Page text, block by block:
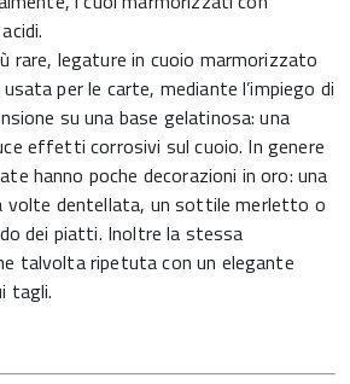
rare, legature in cuoio marmorizzato
per le carte, mediante l’impiego di
su una base gelatinosa: una
effetti corrosivi sul cuoio. In genere
hanno poche decorazioni in oro: una
volte dentellata, un sottile merletto o
dei piatti. Inoltre la stessa
talvolta ripetuta con un elegante
tagli.